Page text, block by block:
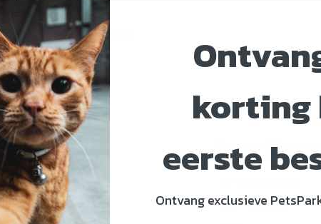
EAN nummer
korting
eerste
Ontvang exclusieve